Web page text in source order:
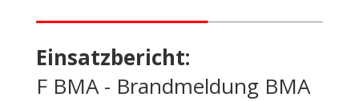
Einsatzbericht:
F BMA - Brandmeldung BMA